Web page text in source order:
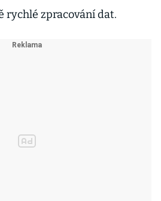
rychlé zpracování dat.